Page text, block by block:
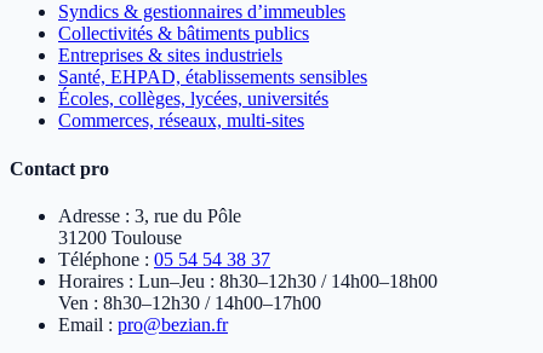
Syndics & gestionnaires d’immeubles
Collectivités & bâtiments publics
Entreprises & sites industriels
Santé, EHPAD, établissements sensibles
Écoles, collèges, lycées, universités
Commerces, réseaux, multi-sites
Contact pro
Adresse : 3, rue du Pôle
31200 Toulouse
Téléphone : 05 54 54 38 37
Horaires : Lun–Jeu : 8h30–12h30 / 14h00–18h00
Ven : 8h30–12h30 / 14h00–17h00
Email : pro@bezian.fr